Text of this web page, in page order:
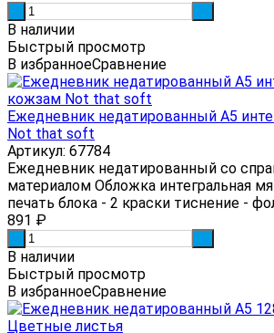
В наличии
Быстрый просмотр
В избранноеСравнение
Ежедневник недатированный А5
Not that soft
Артикул: 67784
Ежедневник недатированный со
материалом Обложка интегральная
печать блока - 2 краски тиснение -
891 ₽
В наличии
Быстрый просмотр
В избранноеСравнение